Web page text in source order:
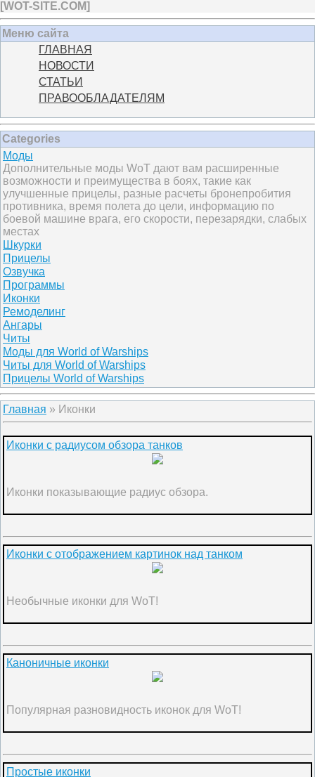
[WOT-SITE.COM]
Меню сайта
ГЛАВНАЯ
НОВОСТИ
СТАТЬИ
ПРАВООБЛАДАТЕЛЯМ
Categories
Моды
Дополнительные моды WoT дают вам расширенные
возможности и преимущества в боях, такие как
улучшенные прицелы, разные расчеты бронепробития
противника, время полета до цели, информацию по
боевой машине врага, его скорости, перезарядки, слабых
местах
Шкурки
Прицелы
Озвучка
Программы
Иконки
Ремоделинг
Ангары
Читы
Моды для World of Warships
Читы для World of Warships
Прицелы World of Warships
Главная » Иконки
Иконки с радиусом обзора танков
Иконки показывающие радиус обзора.
Иконки с отображением картинок над танком
Необычные иконки для WoT!
Каноничные иконки
Популярная разновидность иконок для WoT!
Простые иконки